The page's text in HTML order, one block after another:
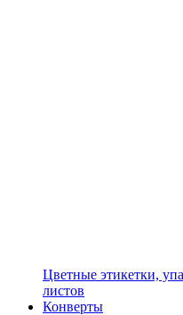
Цветные этикетки,
листов
Конверты